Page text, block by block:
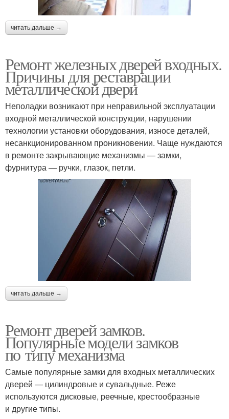
читать дальше →
Ремонт железных дверей входных.
Причины для реставрации
металлической двери
Неполадки возникают при неправильной эксплуатации
входной металлической конструкции, нарушении
технологии установки оборудования, износе деталей,
несанкционированном проникновении. Чаще нуждаются
в ремонте закрывающие механизмы — замки,
фурнитура — ручки, глазок, петли.
читать дальше →
Ремонт дверей замков.
Популярные модели замков
по типу механизма
Самые популярные замки для входных металлических
дверей — цилиндровые и сувальдные. Реже
используются дисковые, реечные, крестообразные
и другие типы.